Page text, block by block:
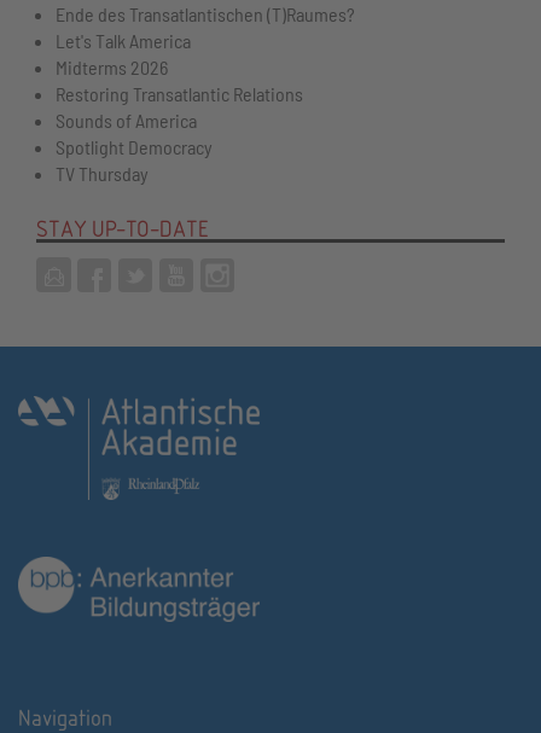
Ende des Transatlantischen (T)Raumes?
Let's Talk America
Midterms 2026
Restoring Transatlantic Relations
Sounds of America
Spotlight Democracy
TV Thursday
STAY UP-TO-DATE
Navigation